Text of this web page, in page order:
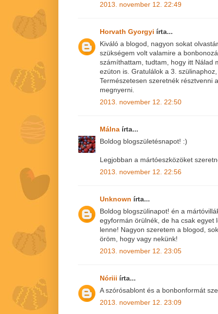
2013. november 12. 22:49
Horvath Gyorgyi írta...
Kiváló a blogod, nagyon sokat
szükségem volt valamire a
számíthattam, tudtam, hogy itt Nálad
ezúton is. Gratulálok a 3.
Természetesen szeretnék résztvenni
megnyerni.
2013. november 12. 22:50
Málna írta...
Boldog blogszületésnapot! :)
Legjobban a mártóeszközöket
2013. november 12. 22:56
Unknown írta...
Boldog blogszülinapot! én a
egyformán örülnék, de ha csak egyet
lenne! Nagyon szeretem a blogod,
öröm, hogy vagy nekünk!
2013. november 12. 23:05
Nóriii írta...
A szórósablont és a bonbonformát
2013. november 12. 23:09